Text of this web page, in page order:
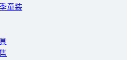
童装